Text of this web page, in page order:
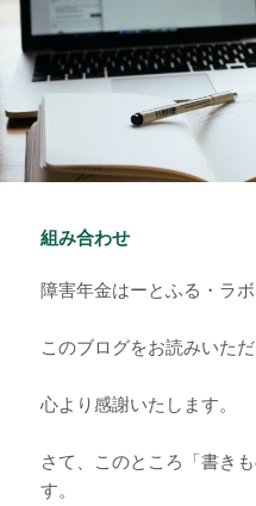
組み合わせ
障害年金はーとふる・ラ
このブログをお読みいた
心より感謝いたします。
さて、このところ「書き
す。